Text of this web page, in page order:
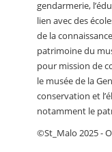
gendarmerie,
lien avec des
de la
patrimoine du
pour mission de
le musée de la
conservation et
notamment le
©St_Malo 2025 -